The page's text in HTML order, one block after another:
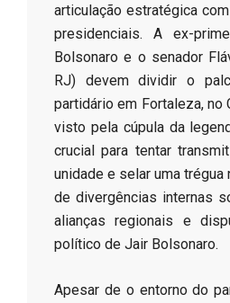
articulação estratégica
presidenciais. A ex-
Bolsonaro e o senador
RJ) devem dividir o
partidário em Fortaleza, no
visto pela cúpula da
crucial para tentar
unidade e selar uma
de divergências internas
alianças regionais e
político de Jair Bolsonaro.
​Apesar de o entorno do